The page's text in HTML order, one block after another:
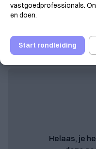
Huisvestingscode in.
evenwicht tussen
omwonenden op
Helaas, je
vastgoedprofessionals.
en doen.
Start rondleiding